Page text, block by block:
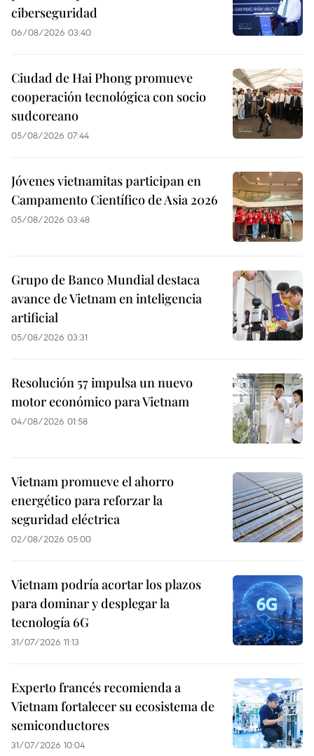
ciberseguridad
06/08/2026 03:40
Ciudad de Hai Phong promueve
cooperación tecnológica con socio
sudcoreano
05/08/2026 07:44
Jóvenes vietnamitas participan en
Campamento Científico de Asia 2026
05/08/2026 03:48
Grupo de Banco Mundial destaca
avance de Vietnam en inteligencia
artificial
05/08/2026 03:31
Resolución 57 impulsa un nuevo
motor económico para Vietnam
04/08/2026 01:58
Vietnam promueve el ahorro
energético para reforzar la
seguridad eléctrica
02/08/2026 05:00
Vietnam podría acortar los plazos
para dominar y desplegar la
tecnología 6G
31/07/2026 11:13
Experto francés recomienda a
Vietnam fortalecer su ecosistema de
semiconductores
31/07/2026 10:04